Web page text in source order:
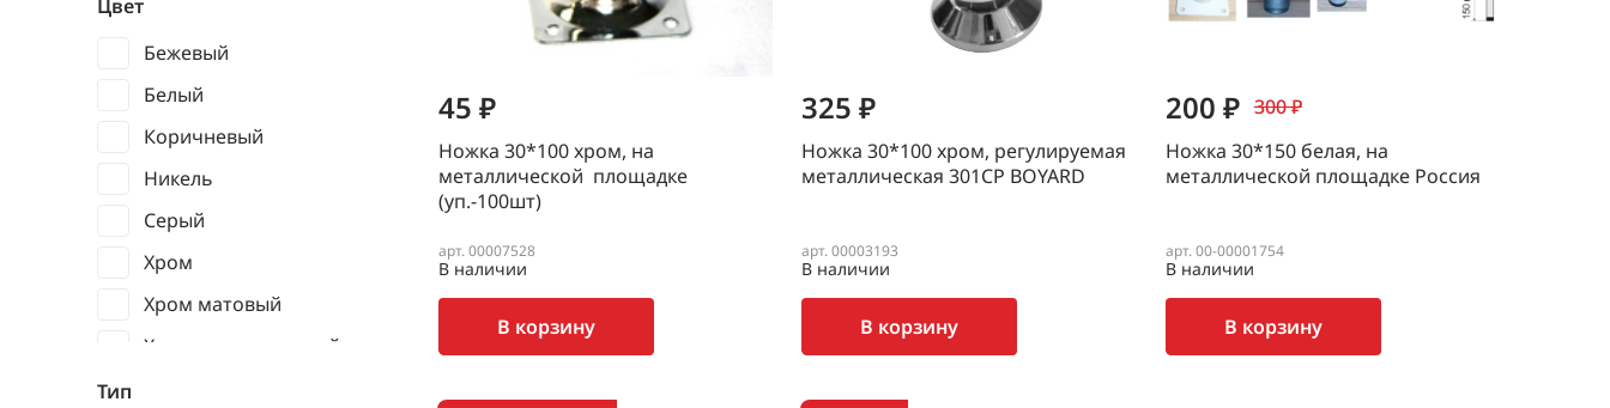
Цвет
Бежевый
Белый
Коричневый
Никель
Серый
Хром
Хром матовый
Хром полированный
Тип
45 ₽
Ножка 30*100 хром, на
металлической площадке
(уп.-100шт)
арт. 00007528
В наличии
В корзину
325 ₽
Ножка 30*100 хром, регулируемая
металлическая 301CP BOYARD
арт. 00003193
В наличии
В корзину
200 ₽ 300 ₽
Ножка 30*150 белая, на
металлической площадке Россия
арт. 00-00001754
В наличии
В корзину